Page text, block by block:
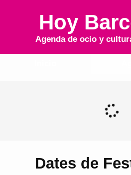
Hoy
Agenda de ocio y
Dates de